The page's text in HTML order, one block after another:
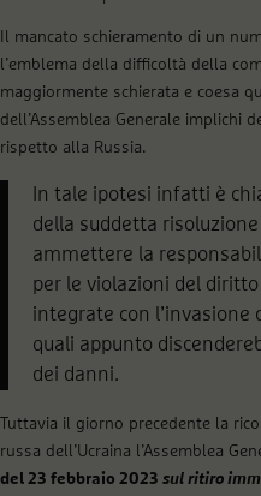
Il mancato schieramento di un
l’emblema della difficoltà della
maggiormente schierata e coesa
dell’Assemblea Generale implichi
rispetto alla Russia.
In tale ipotesi infatti è
della suddetta
ammettere la
per le violazioni del
integrate con
quali appunto
dei danni.
Tuttavia il giorno precedente la
russa dell’Ucraina l’Assemblea
del 23 febbraio 2023 sul ritiro